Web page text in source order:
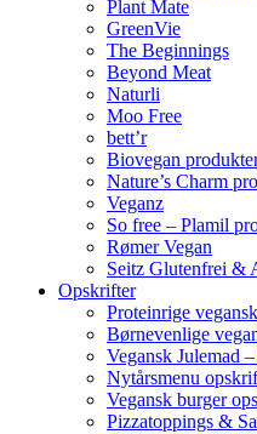
Plant Mate
GreenVie
The Beginnings
Beyond Meat
Naturli
Moo Free
bett’r
Biovegan
Nature’s Charm
Veganz
So free – Plamil
Rømer Vegan
Seitz Glutenfrei &
Opskrifter
Proteinrige
Børnevenlige
Vegansk Julemad
Nytårsmenu
Vegansk burger
Pizzatoppings &